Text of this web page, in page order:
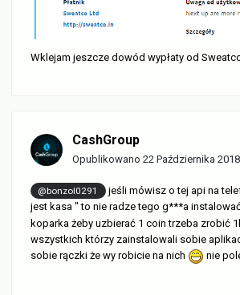
Wklejam jeszcze dowód wypłaty od
CashGroup
Opublikowano 22 Października 2018
@bonzol0291
jeśli mówisz o tej api na
jest kasa " to nie radze tego g***a
koparka żeby uzbierać 1 coin trzeba zrobić
wszystkich którzy zainstalowali sobie
sobie rączki że wy robicie na nich
nie